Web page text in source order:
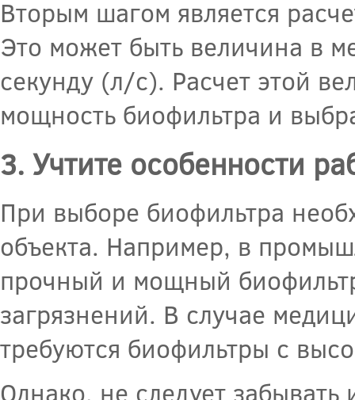
Вторым шагом является
Это может быть величина в
секунду (л/с). Расчет этой
мощность биофильтра и
3. Учтите особенности
При выборе биофильтра
объекта. Например, в
прочный и мощный
загрязнений. В случае
требуются биофильтры с
Однако, не следует